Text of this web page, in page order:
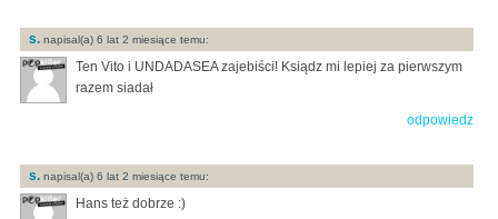
s. napisal(a) 6 lat 2 miesiące temu:
Ten Vito i UNDADASEA zajebiści! Ksiądz mi lepiej za pierwszym
razem siadał
odpowiedz
s. napisal(a) 6 lat 2 miesiące temu:
Hans też dobrze :)